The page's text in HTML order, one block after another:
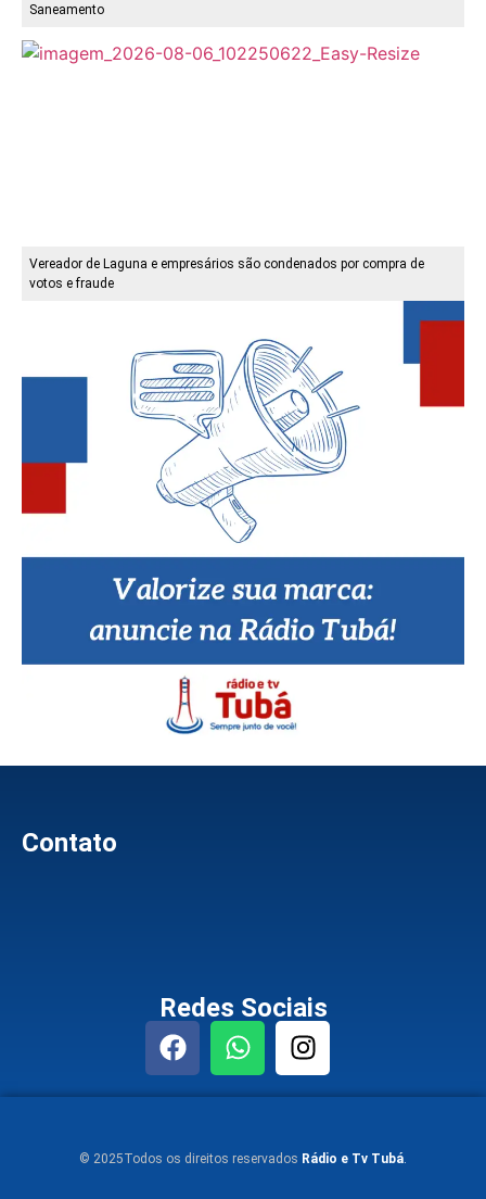
Saneamento
Vereador de Laguna e empresários são condenados por compra de
votos e fraude
Contato
Redes Sociais
© 2025Todos os direitos reservados Rádio e Tv Tubá.